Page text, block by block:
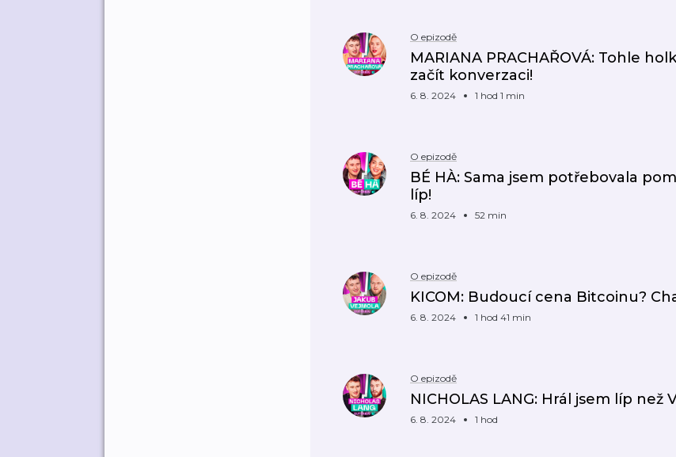
O epizodě
MARIANA PRACHAŘOVÁ: Tohle
začít konverzaci!
6. 8. 2024 1 hod 1 min
O epizodě
BÉ HÀ: Sama jsem potřebovala
líp!
6. 8. 2024 52 min
O epizodě
KICOM: Budoucí cena Bitcoinu?
6. 8. 2024 1 hod 41 min
O epizodě
NICHOLAS LANG: Hrál jsem líp než
6. 8. 2024 1 hod